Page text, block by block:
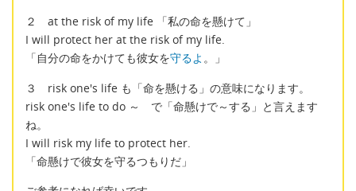
２ at the risk of my life 「私の命を懸けて」
I will protect her at the risk of my life.
「自分の命をかけても彼女を守るよ 。」
３ risk one's life も「命を懸ける」の意味になります。
risk one's life to do ～ で「命懸けで～する」と言えます
ね。
I will risk my life to protect her.
「命懸けで彼女を守るつもりだ」